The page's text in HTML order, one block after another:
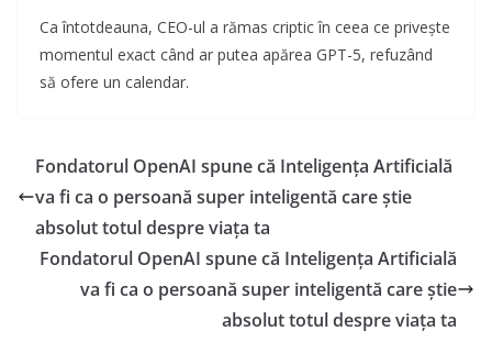
Ca întotdeauna, CEO-ul a rămas criptic în ceea ce privește
momentul exact când ar putea apărea GPT-5, refuzând
să ofere un calendar.
Fondatorul OpenAI spune că Inteligența Artificială
va fi ca o persoană super inteligentă care știe
absolut totul despre viața ta
Fondatorul OpenAI spune că Inteligența Artificială
va fi ca o persoană super inteligentă care știe
absolut totul despre viața ta